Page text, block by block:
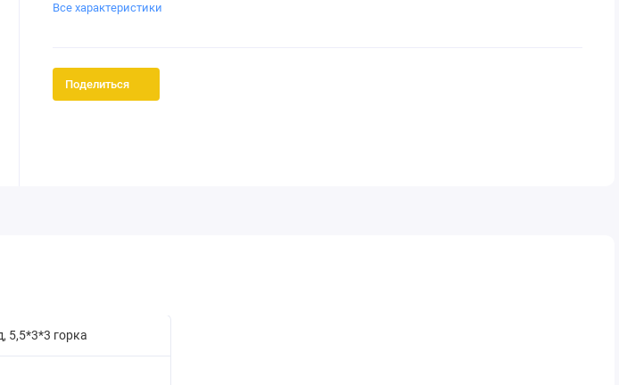
Все характеристики
Поделиться
5,5*3*3 горка